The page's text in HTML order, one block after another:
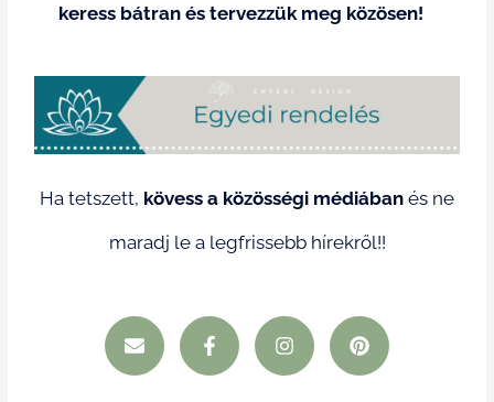
keress bátran és tervezzük meg közösen!
Ha tetszett, kövess a közösségi médiában és ne
maradj le a legfrissebb hírekről!!
E
n
F
a
I
n
P
i